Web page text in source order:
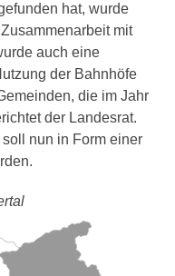
hat, wurde
mit
auch eine
der Bahnhöfe
die im Jahr
der Landesrat.
soll nun in Form einer